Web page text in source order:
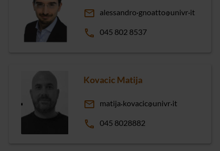
email alessandro gnoatto univr it
phone 045 802 8537
Kovacic Matija
email matija kovacic univr it
phone 045 8028882